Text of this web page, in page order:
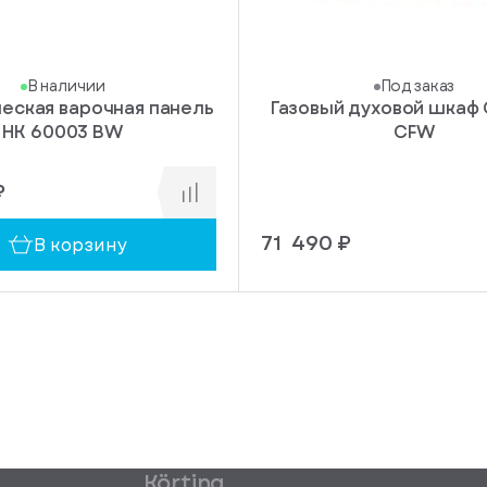
В наличии
варочная панель
HK 60003 BW
В корзину
Под заказ
Газовый духовой шкаф
CFW
71 490 ₽